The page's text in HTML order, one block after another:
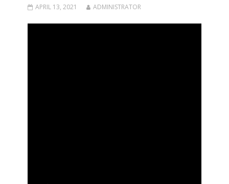
APRIL 13, 2021 ADMINISTRATOR